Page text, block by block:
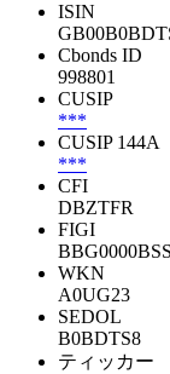
ISIN
Cbonds ID
998801
CUSIP
***
CUSIP 144A
***
CFI
DBZTFR
FIGI
WKN
A0UG23
SEDOL
B0BDTS8
ティッカー